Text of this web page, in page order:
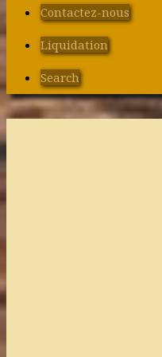
Contactez-nous
Liquidation
Search